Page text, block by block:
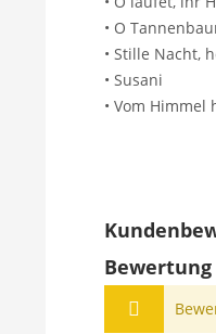
• O
• Stille Nacht,
• Susani
• Vom Himmel